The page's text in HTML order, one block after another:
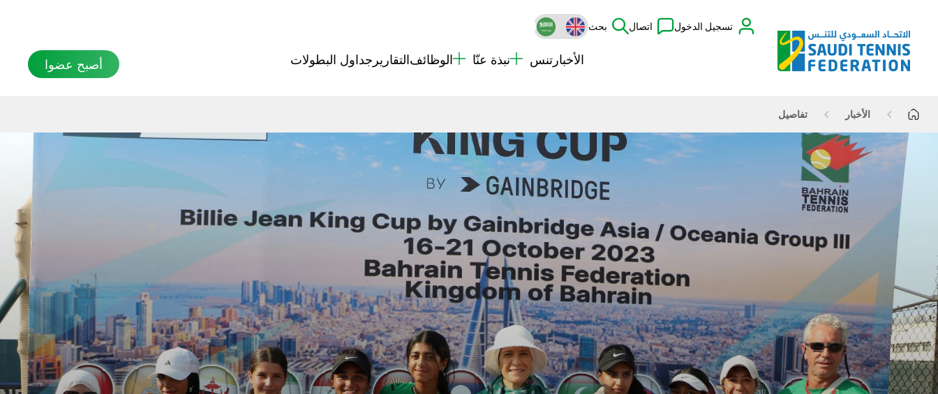
تسجيل الدخول اتصال بحث
الأخبارتنس نبذة عنّا الوظائفالتقارير جداول البطولات أصبح عضوا
الأخبار تفاصيل